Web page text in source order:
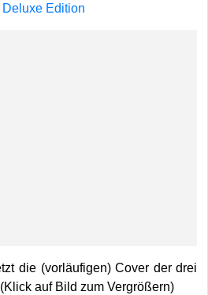
Deluxe Edition
die (vorläufigen) Cover der drei
auf Bild zum Vergrößern)